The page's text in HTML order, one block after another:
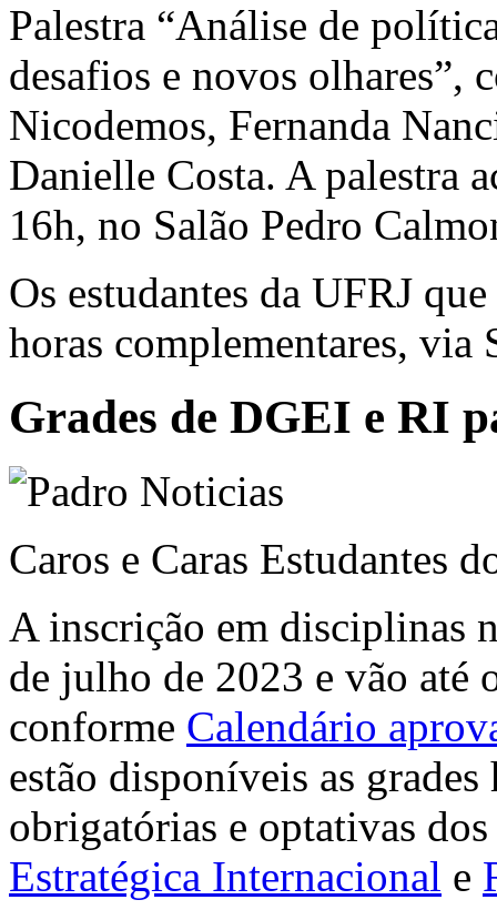
Palestra “Análise de
desafios e novos olhares”,
Nicodemos, Fernanda
Danielle Costa. A palestra
16h, no Salão Pedro
Os estudantes da UFRJ
horas complementares, via
Grades de DGEI e RI
Caros e Caras Estudantes
A inscrição em disciplinas
de julho de 2023 e vão até
conforme Calendário
estão disponíveis as
obrigatórias e optativas
Estratégica Internacional e